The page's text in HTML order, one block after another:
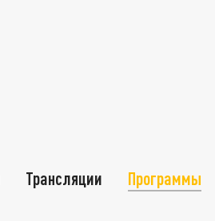
Трансляции Программы